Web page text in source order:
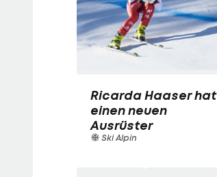
Ricarda Haaser hat
einen neuen
Ausrüster
Ski Alpin